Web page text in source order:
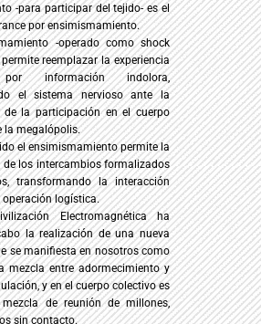
-para participar del tejido- es el
por ensimismamiento.
-operado como shock
reemplazar la experiencia
por información indolora,
el sistema nervioso ante la
de la participación en el cuerpo
la megalópolis.
el ensimismamiento permite la
de los intercambios formalizados
transformando la interacción
logística.
Electromagnética ha
la realización de una nueva
se manifiesta en nosotros como
mezcla entre adormecimiento y
y en el cuerpo colectivo es
de reunión de millones,
sin contacto.